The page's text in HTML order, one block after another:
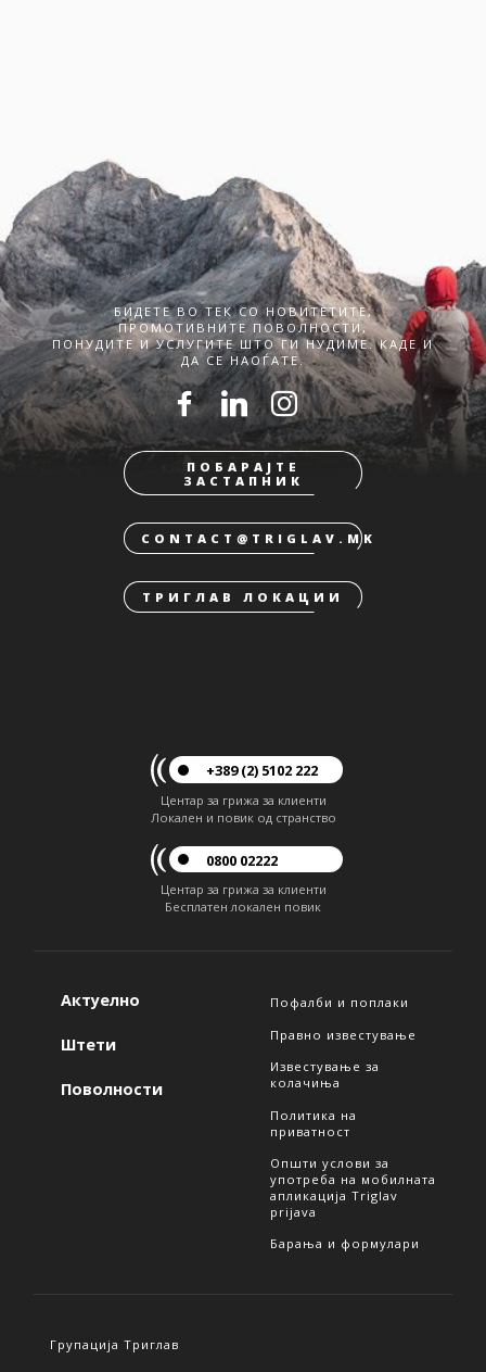
БИДЕТЕ ВО ТЕК СО НОВИТЕТИТЕ,
ПРОМОТИВНИТЕ ПОВОЛНОСТИ,
ПОНУДИТЕ И УСЛУГИТЕ ШТО ГИ НУДИМЕ. КАДЕ И
ДА СЕ НАОЃАТЕ.
ПОБАРАЈТЕ
ЗАСТАПНИК
CONTACT@TRIGLAV.MK
ТРИГЛАВ ЛОКАЦИИ
+389 (2) 5102 222
Центар за грижа за клиенти
Локален и повик од странство
0800 02222
Центар за грижа за клиенти
Бесплатен локален повик
Актуелно
Штети
Поволности
Пофалби и поплаки
Правно известување
Известување за
колачиња
Политика на
приватност
Општи услови за
употреба на мобилната
апликација Triglav
prijava
Барања и формулари
Групација Триглав